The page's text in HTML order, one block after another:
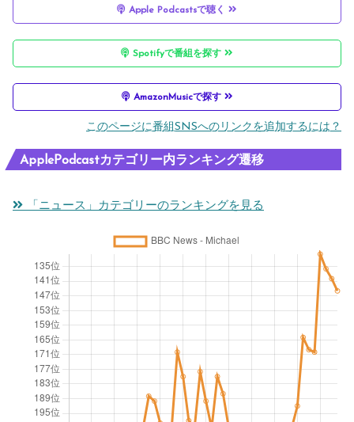
Apple Podcastsで聴く
Spotifyで番組を探す
AmazonMusicで探す
このページに番組SNSへのリンクを追加するには？
ApplePodcastカテゴリー内ランキング遷移
「ニュース」カテゴリーのランキングを見る